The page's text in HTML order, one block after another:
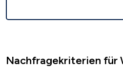
Nachfragekriterien für